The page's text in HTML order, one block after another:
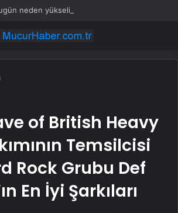
neden yükselişte?
of British Heavy
Temsilcisi
Rock Grubu Def
En İyi Şarkıları